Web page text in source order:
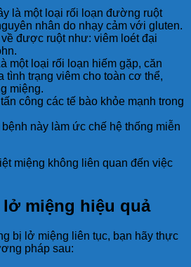
là một loại rối loạn đường ruột
nhân do nhạy cảm với gluten.
được ruột như: viêm loét đại
một loại rối loạn hiếm gặp, căn
tình trạng viêm cho toàn cơ thể,
miệng.
công các tế bào khỏe mạnh trong
này làm ức chế hệ thống miễn
miệng không liên quan đến việc
miệng hiệu quả
bị lở miệng liên tục, bạn hãy thực
pháp sau: